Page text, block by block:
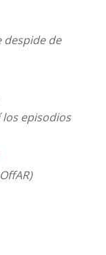
despide de
episodios